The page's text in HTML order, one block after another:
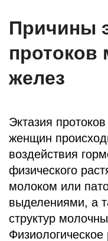
Причины
протоков
желез
Эктазия
женщин
воздействия
физического
молоком или
выделениями, а
структур